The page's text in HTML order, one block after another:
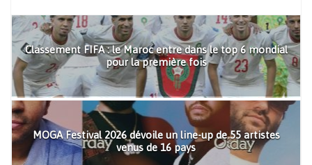
Classement FIFA : le Maroc entre dans le top 6 mondial
pour la première fois
MOGA Festival 2026 dévoile un line-up de 55 artistes
venus de 16 pays